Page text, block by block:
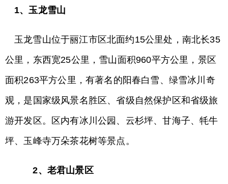
1、玉龙雪山
玉龙雪山位于丽江市区北面约15公里处，南北长35
公里，东西宽25公里，雪山面积960平方公里，景区
面积263平方公里，有著名的阳春白雪、绿雪冰川奇
观，是国家级风景名胜区、省级自然保护区和省级旅
游开发区。区内有冰川公园、云杉坪、甘海子、牦牛
坪、玉峰寺万朵茶花树等景点。
2、老君山景区